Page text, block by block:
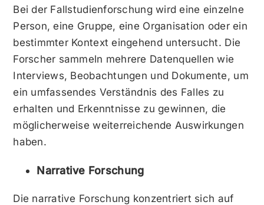
Bei der Fallstudienforschung wird eine einzelne
Person, eine Gruppe, eine Organisation oder ein
bestimmter Kontext eingehend untersucht. Die
Forscher sammeln mehrere Datenquellen wie
Interviews, Beobachtungen und Dokumente, um
ein umfassendes Verständnis des Falles zu
erhalten und Erkenntnisse zu gewinnen, die
möglicherweise weiterreichende Auswirkungen
haben.
Narrative Forschung
Die narrative Forschung konzentriert sich auf